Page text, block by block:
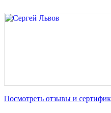
Посмотреть отзывы и